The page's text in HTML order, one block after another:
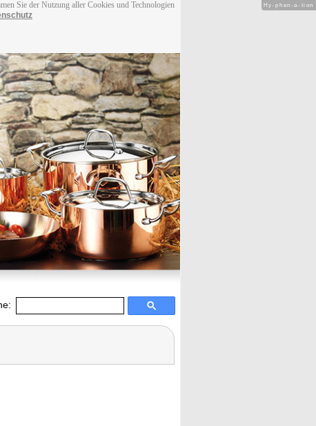
Sie der Nutzung aller Cookies und Technologien
Hy-phen-a-tion